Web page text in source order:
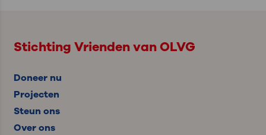
Stichting Vrienden van OLVG
Doneer nu
Projecten
Steun ons
Over ons